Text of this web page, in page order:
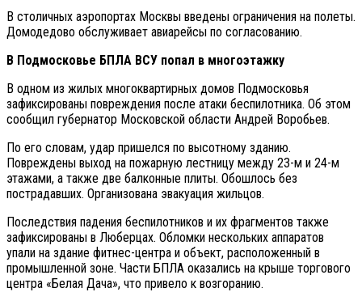
В столичных аэропортах Москвы введены ограничения на полеты.
Домодедово обслуживает авиарейсы по согласованию.
В Подмосковье БПЛА ВСУ попал в многоэтажку
В одном из жилых многоквартирных домов Подмосковья
зафиксированы повреждения после атаки беспилотника. Об этом
сообщил губернатор Московской области Андрей Воробьев.
По его словам, удар пришелся по высотному зданию.
Повреждены выход на пожарную лестницу между 23-м и 24-м
этажами, а также две балконные плиты. Обошлось без
пострадавших. Организована эвакуация жильцов.
Последствия падения беспилотников и их фрагментов также
зафиксированы в Люберцах. Обломки нескольких аппаратов
упали на здание фитнес-центра и объект, расположенный в
промышленной зоне. Части БПЛА оказались на крыше торгового
центра «Белая Дача», что привело к возгоранию.